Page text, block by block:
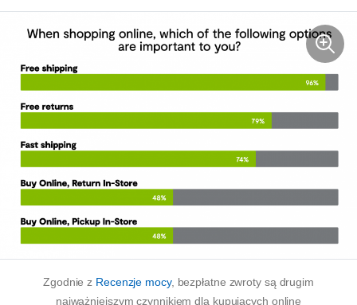
Zgodnie z Recenzje mocy, bezpłatne zwroty są drugim
najważniejszym czynnikiem dla kupujących online